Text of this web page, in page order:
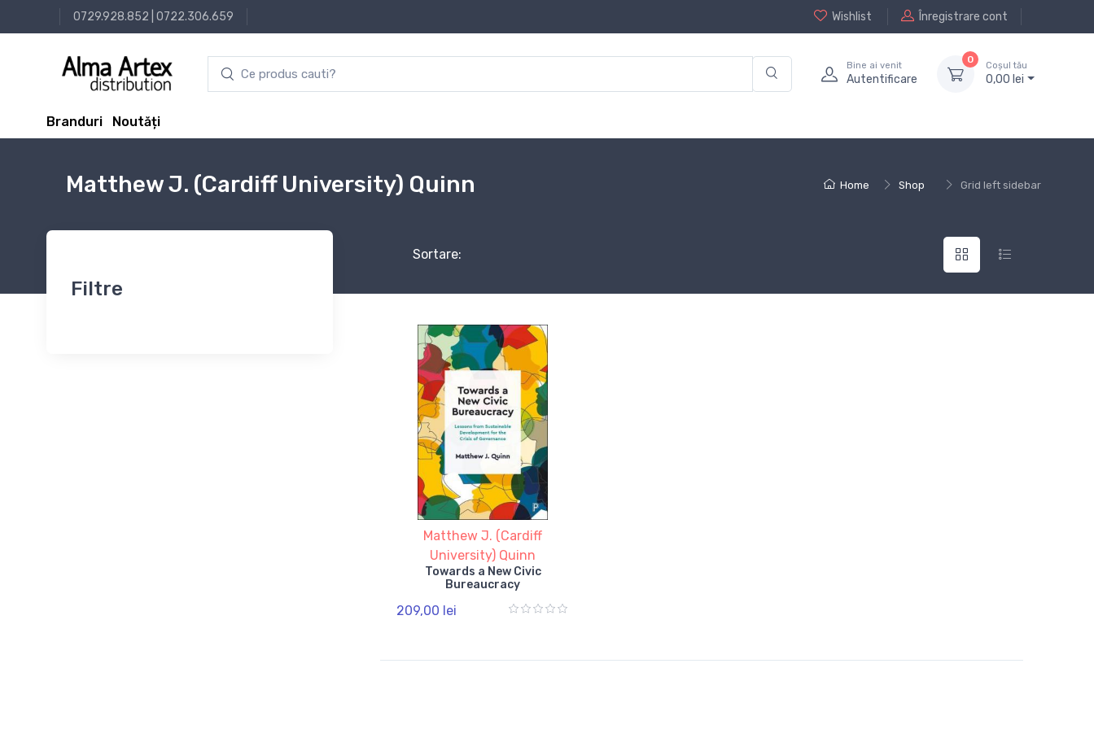
0729.928.852 0722.306.659 Wishlist Înregistrare cont
Bine ai venit
Autentificare
0
Coșul tău
0,00 lei
Branduri Noutăți
Home Shop Grid left sidebar
Matthew J. (Cardiff University) Quinn
Filtre
Sortare:
Matthew J. (Cardiff
University) Quinn
Towards a New Civic
Bureaucracy
209,00 lei